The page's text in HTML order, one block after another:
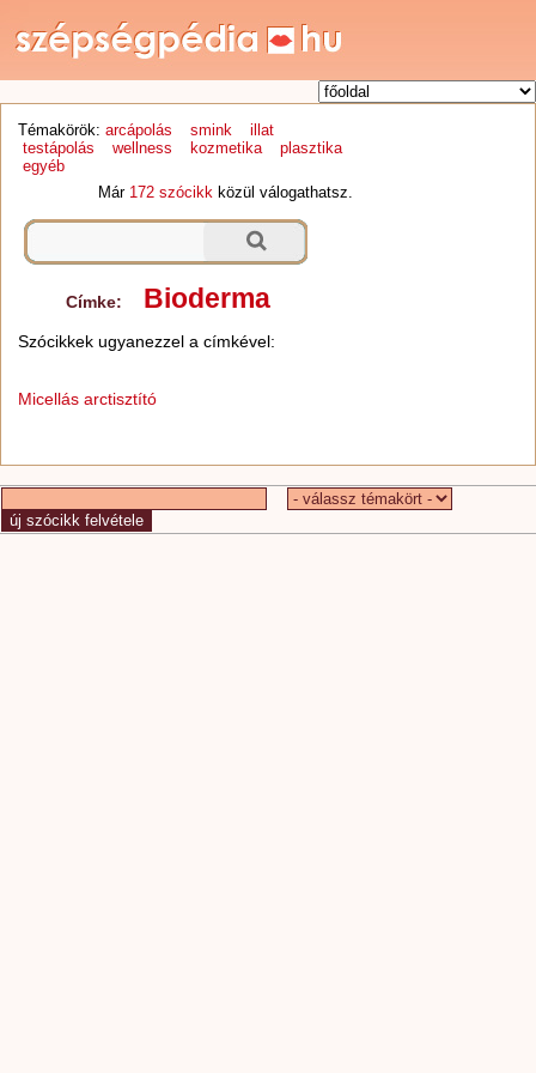
Témakörök: arcápolás smink
illat
testápolás
wellness kozmetika
plasztika
egyéb
Már 172 szócikk közül válogathatsz.
Címke: Bioderma
Szócikkek ugyanezzel a címkével:
Micellás arctisztító